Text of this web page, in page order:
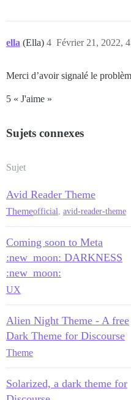
ella (Ella) Février 21, 2022,
4
Merci d’avoir signalé le
5 « J'aime »
Sujets connexes
Sujet
Avid Reader Theme
Themeofficial, avid-reader-theme
Coming soon to Meta
:new_moon: DARKNESS
:new_moon:
UX
Alien Night Theme - A free
Dark Theme for Discourse
Theme
Solarized, a dark theme for